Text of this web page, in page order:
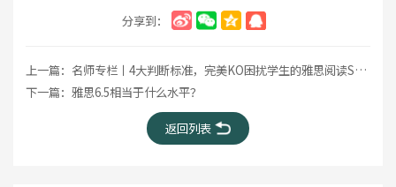
分享到：
上一篇： 名师专栏丨4大判断标准，完美KO困扰学生的雅思阅读Summary
下一篇： 雅思6.5相当于什么水平？
返回列表